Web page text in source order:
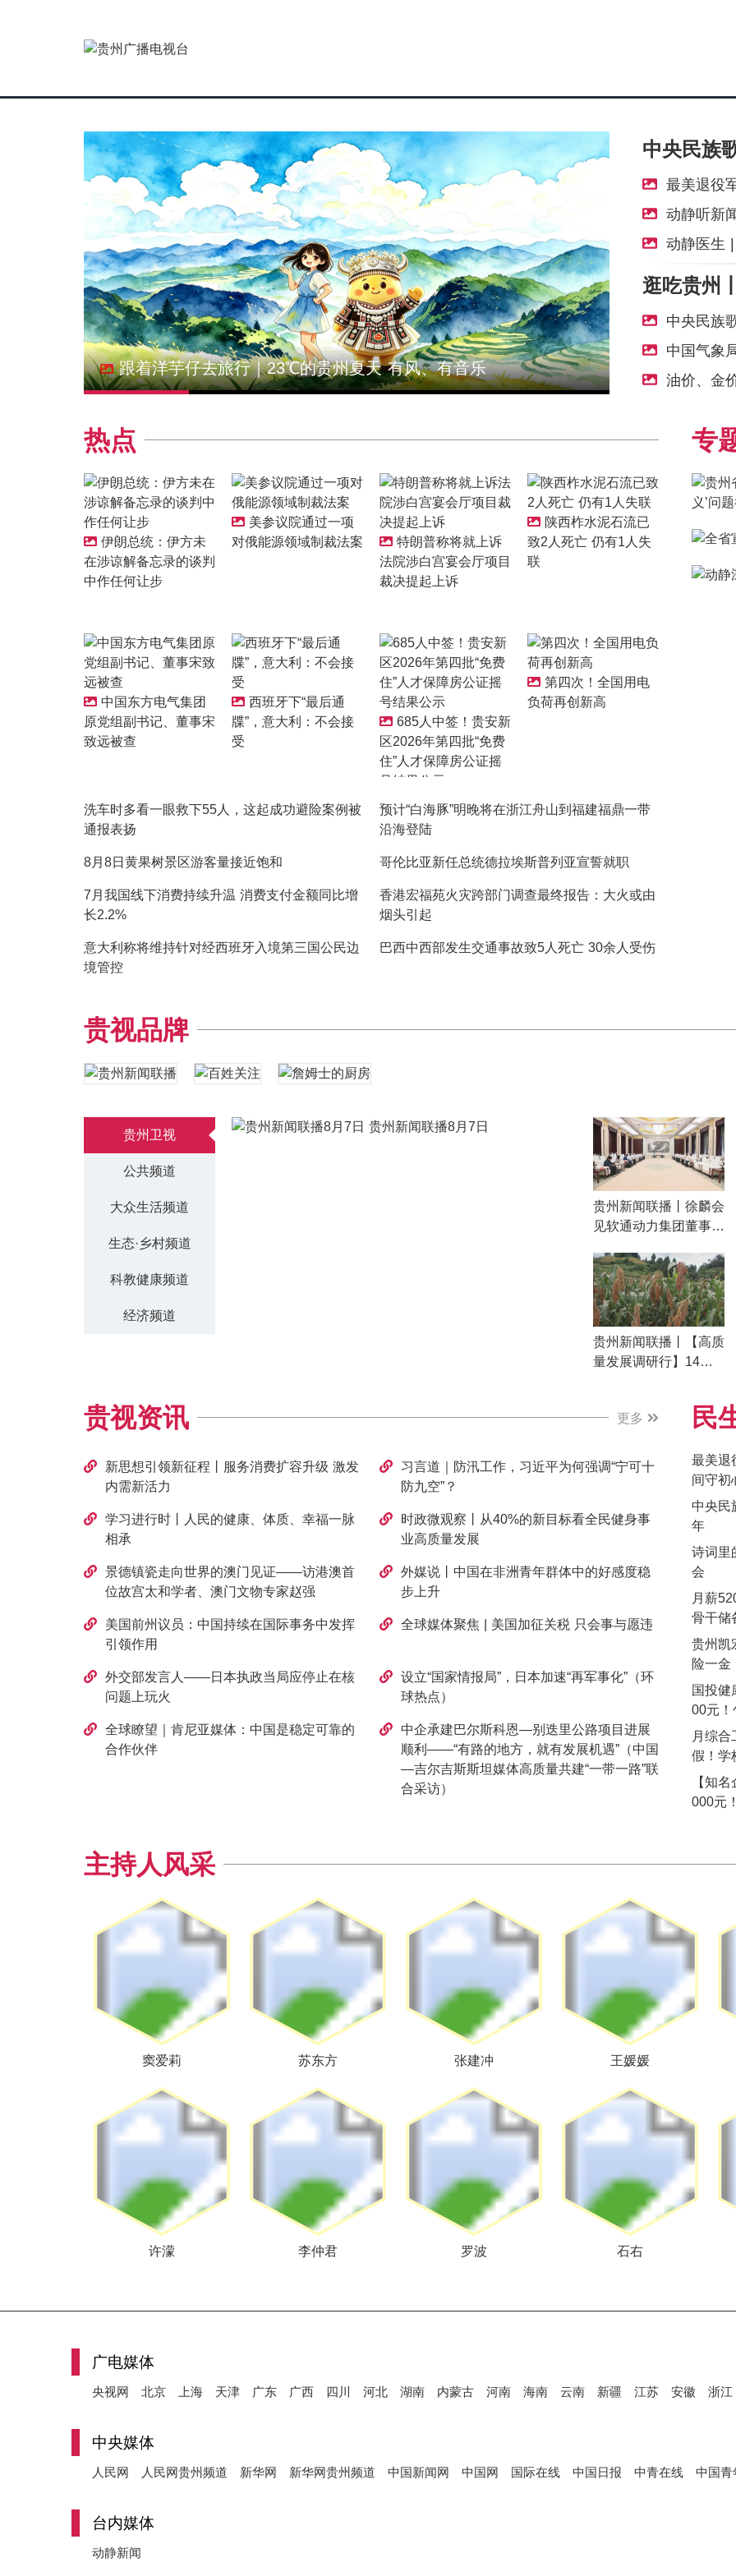
跟着洋芋仔去旅行｜23℃的贵州夏天 有风、有音乐
最美退役军
动静听新闻丨省运会+州庆70周年“双喜
动静医生
中央民族歌
中国气象
油价、金
热点
伊朗总统：伊方未
在涉谅解备忘录的谈判
中作任何让步
美参议院通过一项
对俄能源领域制裁法案
特朗普称将就上诉
法院涉白宫宴会厅项目
裁决提起上诉
陕西柞水泥石流已
致2人死亡 仍有1人失
联
中国东方电气集团
原党组副书记、董事宋
致远被查
西班牙下“最后通
牒”，意大利：不会接
受
685人中签！贵安新
区2026年第四批“免费
住”人才保障房公证摇
号结果公示
第四次！全国用电
负荷再创新高
洗车时多看一眼救下55人，这起成功避险案例被
通报表扬
预计“白海豚”明晚将在浙江舟山到福建福鼎一带
沿海登陆
8月8日黄果树景区游客量接近饱和 哥伦比亚新任总统德拉埃斯普列亚宣誓就职
7月我国线下消费持续升温 消费支付金额同比增
长2.2%
香港宏福苑火灾跨部门调查最终报告：大火或由
烟头引起
意大利称将维持针对经西班牙入境第三国公民边
境管控
巴西中西部发生交通事故致5人死亡 30余人受伤
专
贵视品牌
贵州卫视
公共频道
大众生活频道
生态·乡村频道
科教健康频道
经济频道
贵州新闻联播8月7日
贵州新闻联播丨徐麟会
见软通动力集团董事长
贵州新闻联播丨【高质
量发展调研行】14年
贵视资讯 更多
新思想引领新征程丨服务消费扩容升级 激发
内需新活力
习言道｜防汛工作，习近平为何强调“宁可十
防九空”？
学习进行时丨人民的健康、体质、幸福一脉
相承
时政微观察丨从40%的新目标看全民健身事
业高质量发展
景德镇瓷走向世界的澳门见证——访港澳首
位故宫太和学者、澳门文物专家赵强
外媒说丨中国在非洲青年群体中的好感度稳
步上升
美国前州议员：中国持续在国际事务中发挥
引领作用
全球媒体聚焦 | 美国加征关税 只会事与愿违
外交部发言人——日本执政当局应停止在核
问题上玩火
设立“国家情报局”，日本加速“再军事化”（环
球热点）
全球瞭望｜肯尼亚媒体：中国是稳定可靠的
合作伙伴
中企承建巴尔斯科恩—别迭里公路项目进展
顺利——“有路的地方，就有发展机遇”（中国
—吉尔吉斯斯坦媒体高质量共建“一带一路”联
合采访）
民
最美退
间守初
中央民
年
诗词里
会
月薪
骨干储
贵州凯
险一金
国投健
00元！
月综
假！学
【知
000元
主持人风采
窦爱莉 苏东方 张建冲 王媛媛
许濛 李仲君 罗波 石右
广电媒体
央视网 北京 上海 天津 广东 广西 四川 河北 湖南 内蒙古 河南 海南 云南 新疆 江苏 安徽 浙江
中央媒体
人民网 人民网贵州频道 新华网 新华网贵州频道 中国新闻网 中国网 国际在线 中国日报 中青在线 中国青
台内媒体
动静新闻